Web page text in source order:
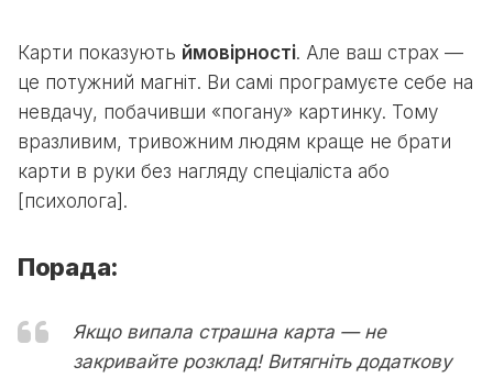
Карти показують ймовірності. Але ваш страх —
це потужний магніт. Ви самі програмуєте себе на
невдачу, побачивши «погану» картинку. Тому
вразливим, тривожним людям краще не брати
карти в руки без нагляду спеціаліста або
[психолога].
Порада:
Якщо випала страшна карта — не
закривайте розклад! Витягніть додаткову